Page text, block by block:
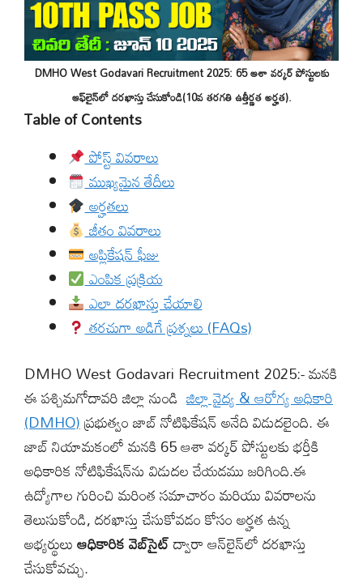
DMHO West Godavari Recruitment 2025: 65 ఆశా వర్కర్ పోస్టులకు
ఆఫ్‌లైన్‌లో దరఖాస్తు చేసుకోండి(10వ తరగతి ఉత్తీర్ణత అర్హత).
Table of Contents
పోస్ట్ వివరాలు
ముఖ్యమైన తేదీలు
అర్హతలు
జీతం వివరాలు
అప్లికేషన్ ఫీజు
ఎంపిక ప్రక్రియ
ఎలా దరఖాస్తు చేయాలి
తరచుగా అడిగే ప్రశ్నలు (FAQs)
DMHO West Godavari Recruitment 2025:- మనకి
ఈ పశ్చిమగోదావరి జిల్లా నుండి జిల్లా వైద్య & ఆరోగ్య అధికారి
(DMHO)ప్రభుత్వం జాబ్ నోటిఫికేషన్ అనేది విడుదలైంది. ఈ
జాబ్ నియామకంలో మనకి 65 ఆశా వర్కర్ పోస్టులకు భర్తీకి
అధికారిక నోటిఫికేషన్‌ను విడుదల చేయడము జరిగింది.ఈ
ఉద్యోగాల గురించి మరింత సమాచారం మరియు వివరాలను
తెలుసుకోండి, దరఖాస్తు చేసుకోవడం కోసం అర్హత ఉన్న
అభ్యర్థులుఆధికారిక వెబ్‌సైట్ద్వారా ఆన్‌లైన్‌లో దరఖాస్తు
చేసుకోవచ్చు.